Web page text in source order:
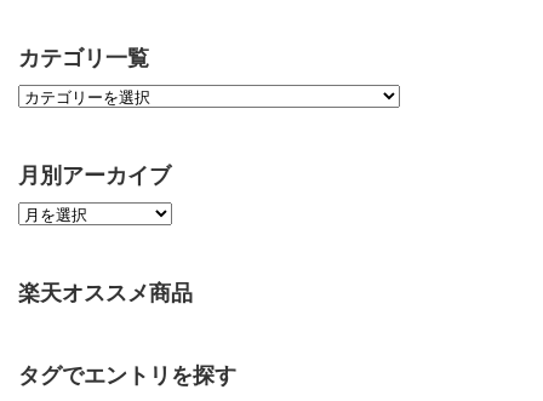
カテゴリ一覧
月別アーカイブ
楽天オススメ商品
タグでエントリを探す